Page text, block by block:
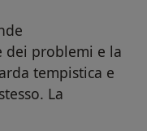
dei problemi e la
tempistica e
La